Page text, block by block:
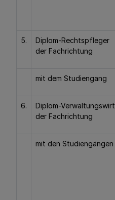
5.
Diplom-Rechtspfleger
der Fachrichtung
mit dem Studiengang
6.
Diplom-Verwaltungswirt
der Fachrichtung
mit den Studiengängen